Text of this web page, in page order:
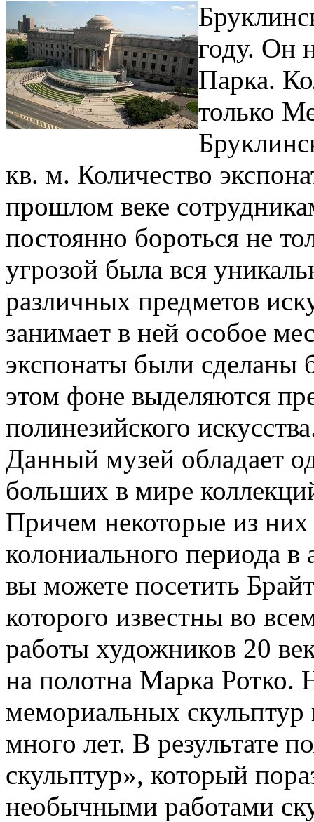
году. Он
Парка.
только
кв. м. Количество
прошлом веке
постоянно бороться не
угрозой была вся
различных предметов
занимает в ней особое
экспонаты были сделаны
этом фоне выделяются
полинезийского
Данный музей обладает
больших в мире
Причем некоторые из
колониального периода
вы можете посетить
которого известны во
работы художников 20
на полотна Марка Ротко.
мемориальных
много лет. В результате
скульптур», который
необычными работами